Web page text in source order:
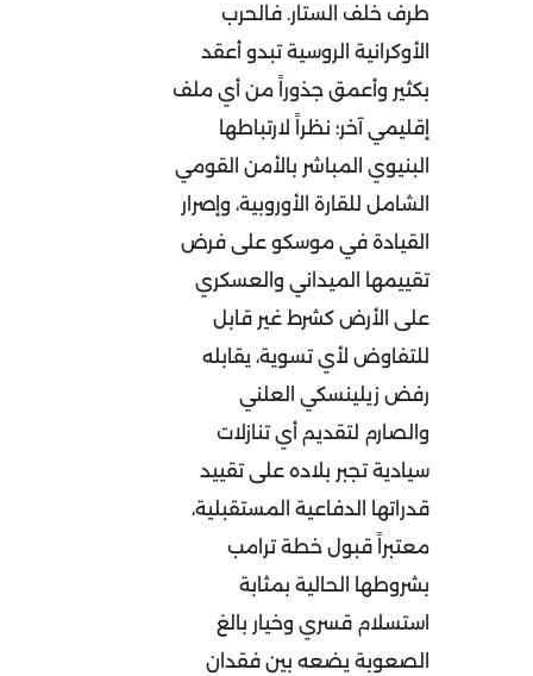
طرف خلف الستار. فالحرب
الأوكرانية الروسية تبدو أعقد
بكثير وأعمق جذوراً من أي ملف
إقليمي آخر؛ نظراً لارتباطها
البنيوي المباشر بالأمن القومي
الشامل للقارة الأوروبية، وإصرار
القيادة في موسكو على فرض
تقييمها الميداني والعسكري
على الأرض كشرط غير قابل
للتفاوض لأي تسوية، يقابله
رفض زيلينسكي العلني
والصارم لتقديم أي تنازلات
سيادية تجبر بلاده على تقييد
قدراتها الدفاعية المستقبلية،
معتبراً قبول خطة ترامب
بشروطها الحالية بمثابة
استسلام قسري وخيار بالغ
الصعوبة يضعه بين فقدان